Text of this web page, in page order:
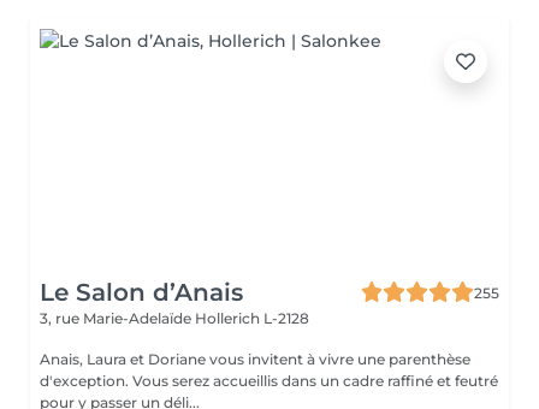
Le Salon d’Anais
255
3, rue Marie-Adelaïde Hollerich L-2128
Anais, Laura et Doriane vous invitent à vivre une parenthèse
d'exception. Vous serez accueillis dans un cadre raffiné et feutré
pour y passer un déli...